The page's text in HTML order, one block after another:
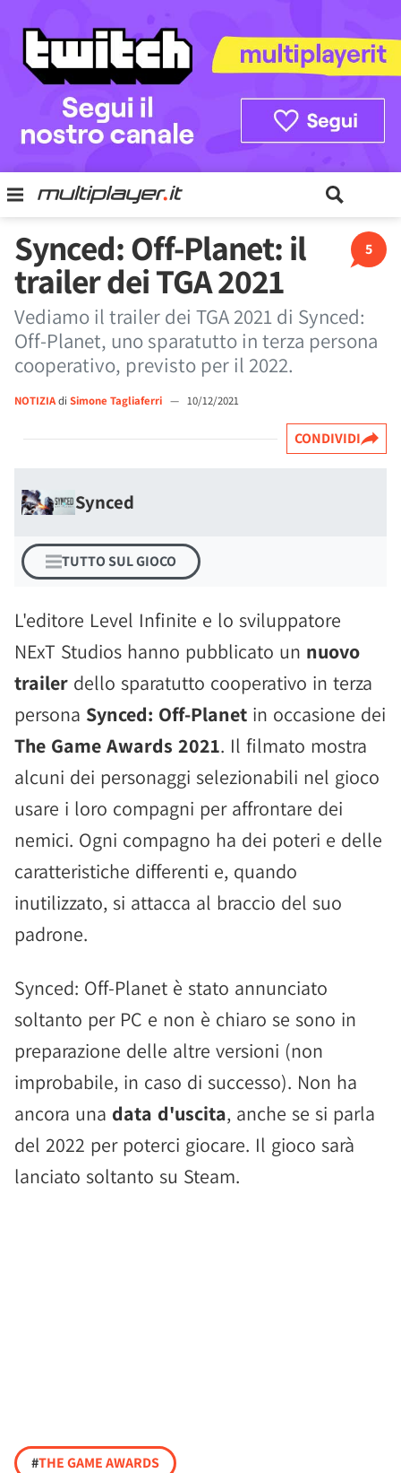
5
Synced: Off-Planet: il
trailer dei TGA 2021
Vediamo il trailer dei TGA 2021 di Synced:
Off-Planet, uno sparatutto in terza persona
cooperativo, previsto per il 2022.
NOTIZIAdi Simone Tagliaferri — 10/12/2021
CONDIVIDI
Synced
TUTTO SUL GIOCO
L'editore Level Infinite e lo sviluppatore
NExT Studios hanno pubblicato un nuovo
trailer dello sparatutto cooperativo in terza
persona Synced: Off-Planet in occasione dei
The Game Awards 2021. Il filmato mostra
alcuni dei personaggi selezionabili nel gioco
usare i loro compagni per affrontare dei
nemici. Ogni compagno ha dei poteri e delle
caratteristiche differenti e, quando
inutilizzato, si attacca al braccio del suo
padrone.
Synced: Off-Planet è stato annunciato
soltanto per PC e non è chiaro se sono in
preparazione delle altre versioni (non
improbabile, in caso di successo). Non ha
ancora una data d'uscita, anche se si parla
del 2022 per poterci giocare. Il gioco sarà
lanciato soltanto su Steam.
#THE GAME AWARDS